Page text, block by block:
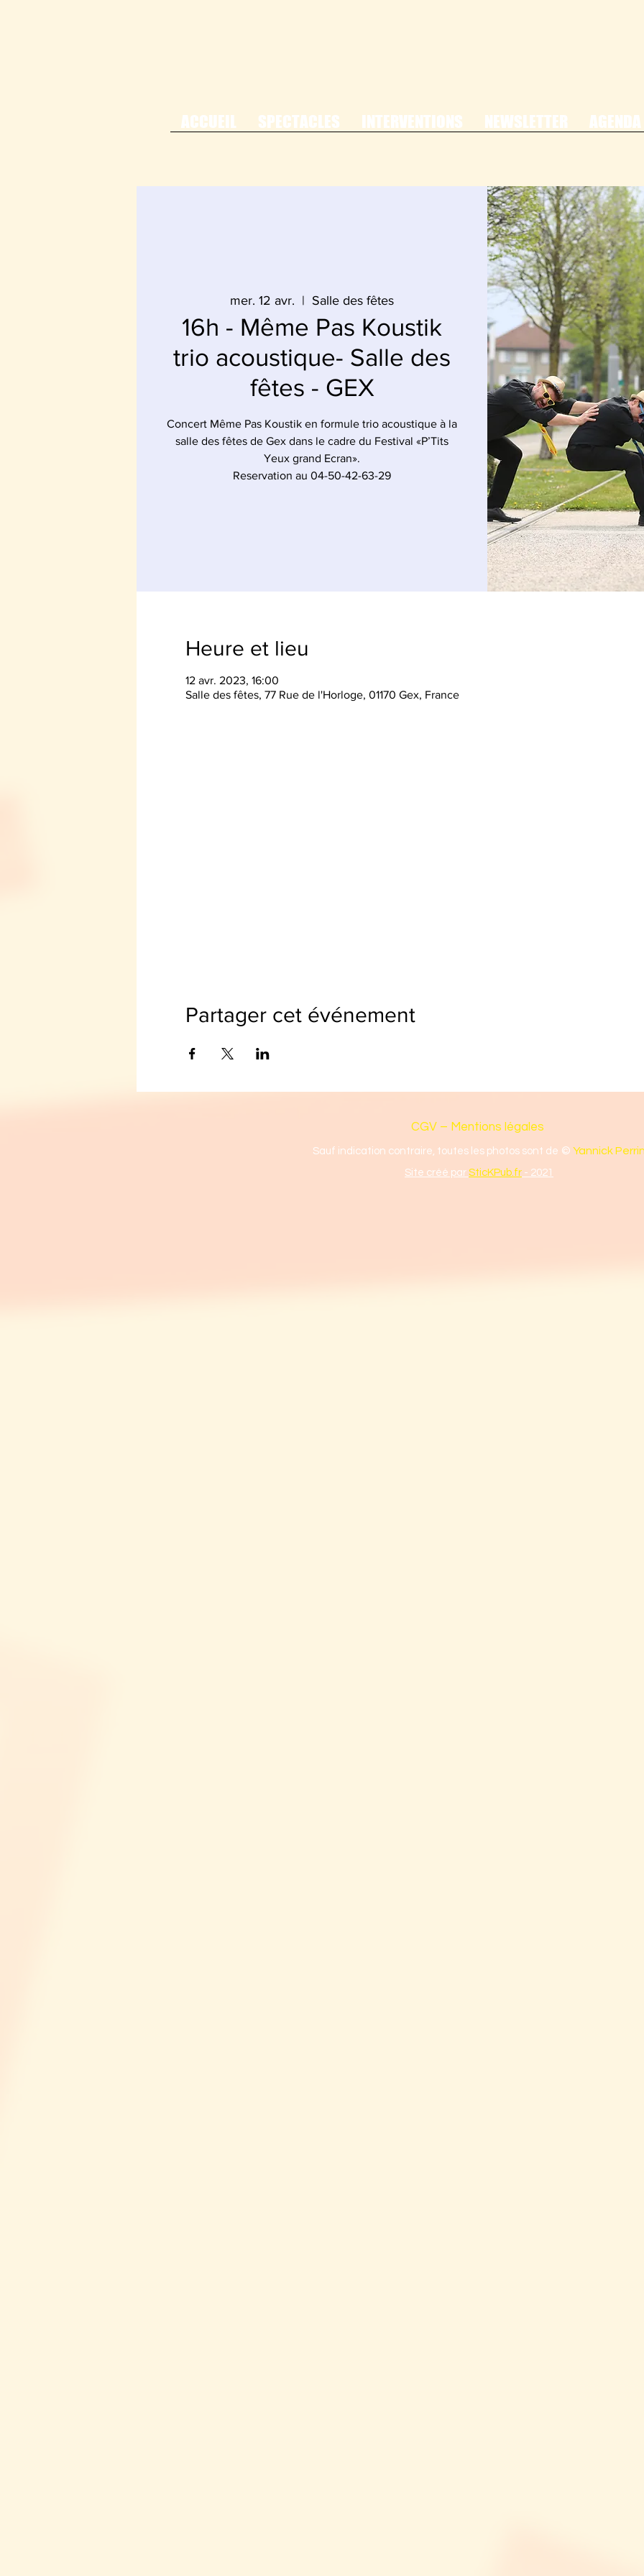
ACCUEIL SPECTACLES INTERVENTIONS NEWSLETTER AGENDA
mer. 12 avr.
  |
Salle des fêtes
16h - Même Pas Koustik
trio acoustique- Salle des
fêtes - GEX
Concert Même Pas Koustik en formule trio acoustique à la
salle des fêtes de Gex dans le cadre du Festival «P’Tits
Yeux grand Ecran».
Reservation au 04-50-42-63-29
Heure et lieu
12 avr. 2023, 16:00
Salle des fêtes, 77 Rue de l'Horloge, 01170 Gex, France
Partager cet événement
CGV – Mentions légales
Sauf indication contraire, toutes les photos sont de © Yannick
Site créé par SticKPub.fr - 2021